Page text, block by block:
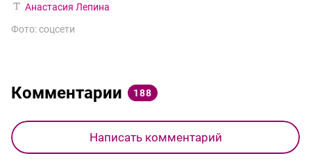
Анастасия Лепина
Фото: соцсети
Комментарии 188
Написать комментарий